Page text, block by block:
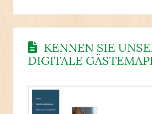
KENNEN SIE
DIGITALE